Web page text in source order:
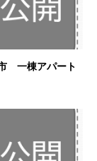
一棟アパート